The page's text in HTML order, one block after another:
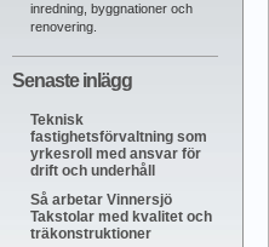
inredning, byggnationer och
renovering.
Senaste inlägg
Teknisk
fastighetsförvaltning som
yrkesroll med ansvar för
drift och underhåll
Så arbetar Vinnersjö
Takstolar med kvalitet och
träkonstruktioner